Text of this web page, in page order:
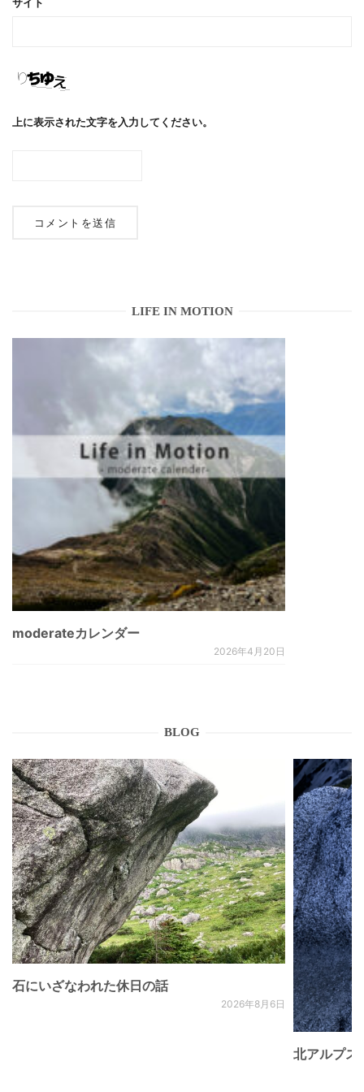
上に表示された文字を入力してください。
LIFE IN MOTION
moderateカレンダー
2026年4月20日
BLOG
石にいざなわれた休日の話
2026年8月6日
北アルプ